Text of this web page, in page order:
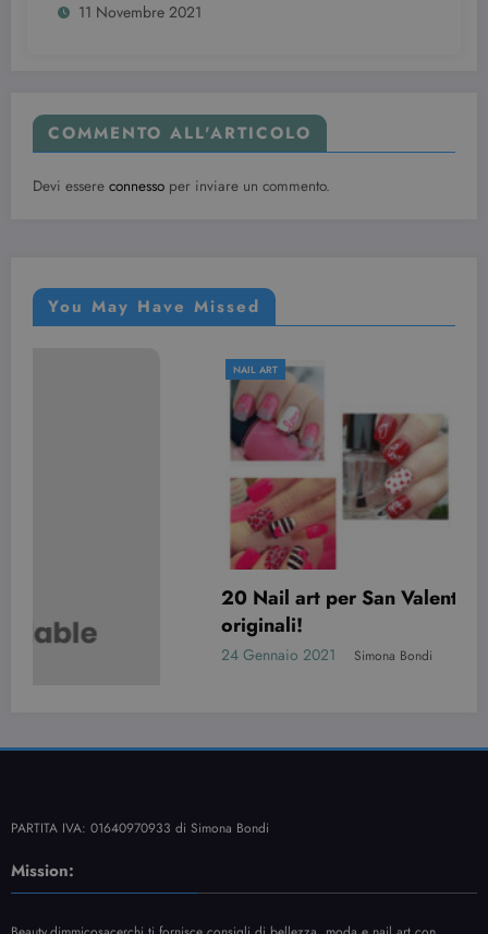
11 Novembre 2021
COMMENTO ALL'ARTICOLO
Devi essere connesso per inviare un commento.
You May Have Missed
20 Nail art per San Valentino davvero
originali!
Simona Bondi
PARTITA IVA: 01640970933 di Simona Bondi
Mission:
Beauty.dimmicosacerchi ti fornisce consigli di bellezza, moda e nail art con